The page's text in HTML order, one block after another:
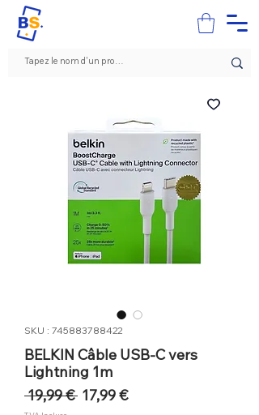
SKU : 745883788422
BELKIN Câble USB-C vers
Lightning 1m
19,99 € Prix
17,99 €Prix